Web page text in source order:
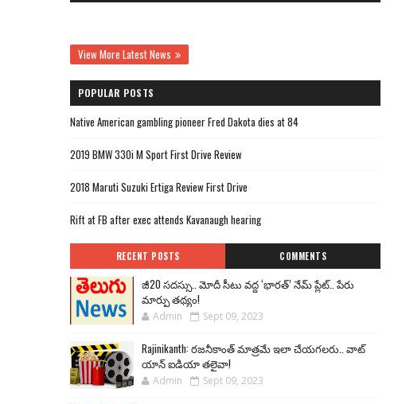
View More Latest News
POPULAR POSTS
Native American gambling pioneer Fred Dakota dies at 84
2019 BMW 330i M Sport First Drive Review
2018 Maruti Suzuki Ertiga Review First Drive
Rift at FB after exec attends Kavanaugh hearing
RECENT POSTS COMMENTS
జీ20 సదస్సు.. మోదీ సీటు వద్ద ‘భారత్’ నేమ్ ప్లేట్‌.. పేరు
మార్పు తథ్యం!
Admin Sept 09, 2023
Rajinikanth: రజనీకాంత్ మాత్రమే ఇలా చేయగలరు.. వాట్
యాన్ ఐడియా తలైవా!
Admin Sept 09, 2023